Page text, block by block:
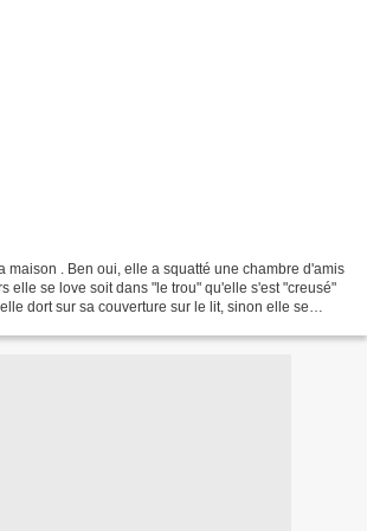
maison . Ben oui, elle a squatté une chambre d'amis
elle se love soit dans "le trou" qu'elle s'est "creusé"
dort sur sa couverture sur le lit, sinon elle se